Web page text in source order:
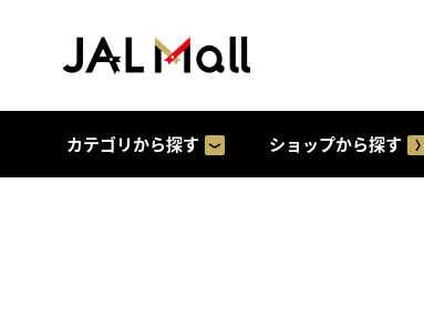
カテゴリから探す ショップから探す